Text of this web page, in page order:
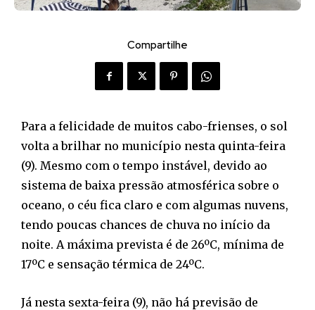
Compartilhe
Para a felicidade de muitos cabo-frienses, o sol
volta a brilhar no município nesta quinta-feira
(9). Mesmo com o tempo instável, devido ao
sistema de baixa pressão atmosférica sobre o
oceano, o céu fica claro e com algumas nuvens,
tendo poucas chances de chuva no início da
noite. A máxima prevista é de 26ºC, mínima de
17ºC e sensação térmica de 24ºC.
Já nesta sexta-feira (9), não há previsão de